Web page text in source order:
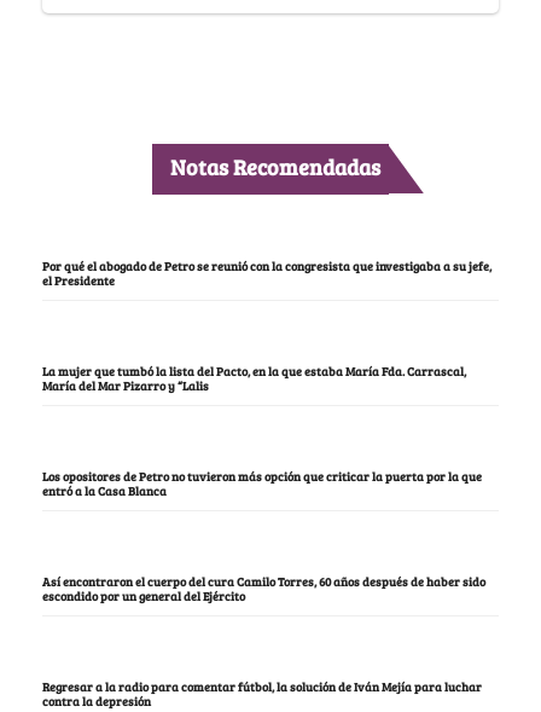
Notas Recomendadas
Por qué el abogado de Petro se reunió con la congresista que investigaba a su jefe,
el Presidente
La mujer que tumbó la lista del Pacto, en la que estaba María Fda. Carrascal,
María del Mar Pizarro y “Lalis
Los opositores de Petro no tuvieron más opción que criticar la puerta por la que
entró a la Casa Blanca
Así encontraron el cuerpo del cura Camilo Torres, 60 años después de haber sido
escondido por un general del Ejército
Regresar a la radio para comentar fútbol, la solución de Iván Mejía para luchar
contra la depresión